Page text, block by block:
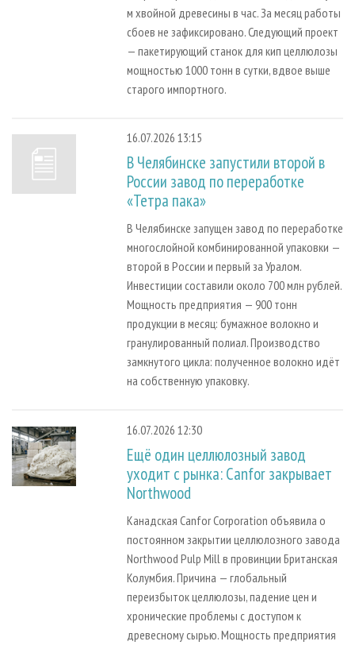
м хвойной древесины в час. За месяц работы
сбоев не зафиксировано. Следующий проект
— пакетирующий станок для кип целлюлозы
мощностью 1000 тонн в сутки, вдвое выше
старого импортного.
16.07.2026 13:15
В Челябинске запустили второй в
России завод по переработке
«Тетра пака»
В Челябинске запущен завод по переработке
многослойной комбинированной упаковки —
второй в России и первый за Уралом.
Инвестиции составили около 700 млн рублей.
Мощность предприятия — 900 тонн
продукции в месяц: бумажное волокно и
гранулированный полиал. Производство
замкнутого цикла: полученное волокно идёт
на собственную упаковку.
16.07.2026 12:30
Ещё один целлюлозный завод
уходит с рынка: Canfor закрывает
Northwood
Канадская Canfor Corporation объявила о
постоянном закрытии целлюлозного завода
Northwood Pulp Mill в провинции Британская
Колумбия. Причина — глобальный
переизбыток целлюлозы, падение цен и
хронические проблемы с доступом к
древесному сырью. Мощность предприятия